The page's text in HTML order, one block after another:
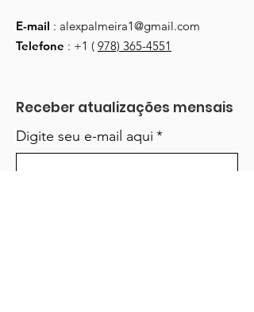
E-mail : alexpalmeira1@gmail.com
Telefone : +1 ( 978) 365-4551
Receber atualizações mensais
Digite seu e-mail aqui *